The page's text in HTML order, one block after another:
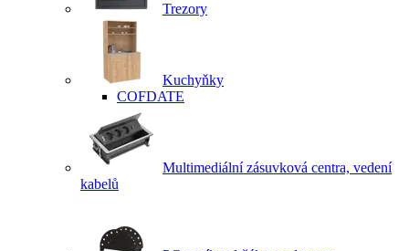
Trezory
Kuchyňky
COFDATE
Multimediální zásuvková centra, vedení
kabelů